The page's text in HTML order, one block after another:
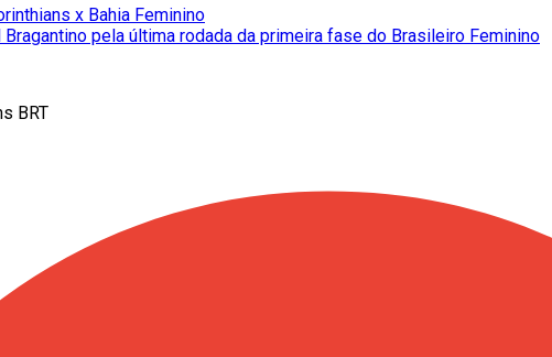
x Bahia Feminino
pela última rodada da primeira fase do Brasileiro Feminino
BRT